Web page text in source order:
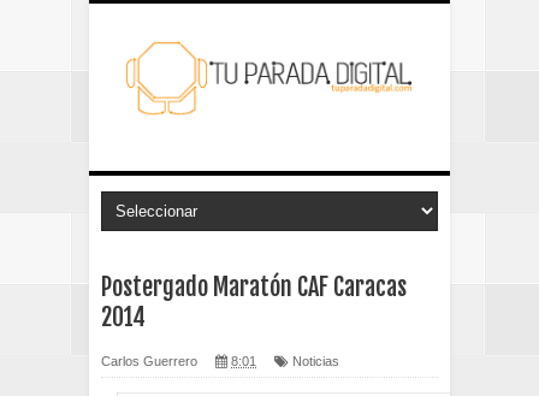
Postergado Maratón CAF Caracas
2014
Carlos Guerrero 8:01 Noticias